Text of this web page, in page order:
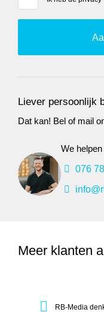
Liever persoonlijk
Dat kan! Bel of mail
We
076
Meer klanten
RB-Media
RB-Media